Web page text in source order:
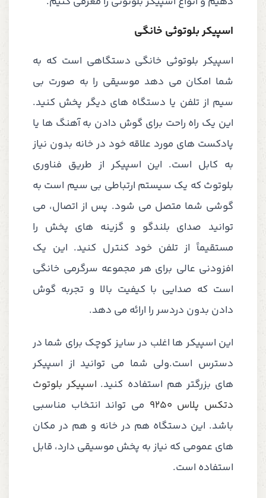
اسپیکر بلوتوثی خانگی
اسپیکر بلوتوثی خانگی دستگاهی است که به
شما امکان می دهد موسیقی را به صورت بی
سیم از تلفن یا دستگاه های دیگر پخش کنید.
این یک راه راحت برای گوش دادن به آهنگ ها یا
پادکست های مورد علاقه خود در خانه بدون نیاز
به کابل است. این اسپیکر از طریق فناوری
بلوتوث که یک سیستم ارتباطی بی سیم است به
گوشی شما متصل می شود. پس از اتصال، می
توانید صدای بلندگو و گزینه های پخش را
مستقیماً از تلفن خود کنترل کنید. این یک
افزودنی عالی برای هر مجموعه سرگرمی خانگی
است که صدایی با کیفیت بالا و تجربه گوش
دادن بدون دردسر را ارائه می دهد.
این اسپیکر ها اغلب در سایز کوچک برای شما در
دسترس است.ولی شما می توانید از اسپیکر
های بزرگتر هم استفاده کنید. اسپیکر بلوتوث
دتکس پلاس 9250
می تواند انتخاب مناسبی
باشد. این دستگاه هم در خانه و هم در مکان
های عمومی که نیاز به پخش موسیقی دارد، قابل
استفاده است.